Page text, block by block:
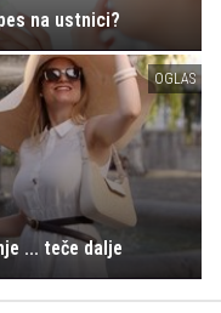
na ustnici?
OGLAS
... teče dalje